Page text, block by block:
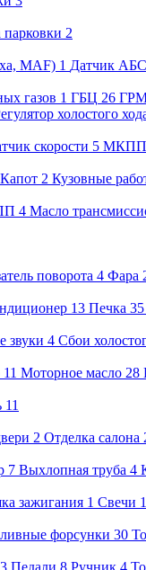
2
MAF) 1 Датчик АБС
газов 1 ГБЦ 26
холостого
скорости 5 МКПП
Капот 2 Кузовные
4 Масло
поворота 4 Фара
13 Печка 35
звуки 4 Сбои
11 Моторное масло 28
11
2 Отделка салона
7 Выхлопная труба 4
зажигания 1 Свечи
форсунки 30
3 Педали 8 Ручник 4